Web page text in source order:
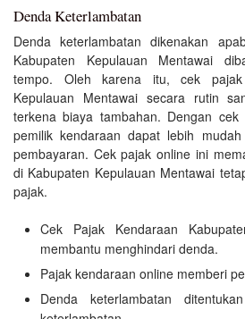
Denda Keterlambatan
Denda keterlambatan dikenakan
Kabupaten Kepulauan Mentawai
tempo. Oleh karena itu, cek pajak
Kepulauan Mentawai secara rutin
terkena biaya tambahan. Dengan
pemilik kendaraan dapat lebih
pembayaran. Cek pajak online ini
di Kabupaten Kepulauan Mentawai
pajak.
Cek Pajak Kendaraan
membantu menghindari denda.
Pajak kendaraan online memberi
Denda keterlambatan